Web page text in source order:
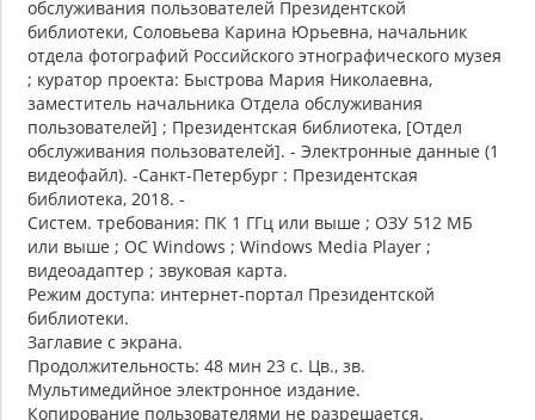
обслуживания пользователей Президентской
библиотеки, Соловьева Карина Юрьевна, начальник
отдела фотографий Российского этнографического музея
; куратор проекта: Быстрова Мария Николаевна,
заместитель начальника Отдела обслуживания
пользователей] ; Президентская библиотека, [Отдел
обслуживания пользователей]. - Электронные данные (1
видеофайл). -Санкт-Петербург : Президентская
библиотека, 2018. -
Систем. требования: ПК 1 ГГц или выше ; ОЗУ 512 МБ
или выше ; ОС Windows ; Windows Media Player ;
видеоадаптер ; звуковая карта.
Режим доступа: интернет-портал Президентской
библиотеки.
Заглавие с экрана.
Продолжительность: 48 мин 23 с. Цв., зв.
Мультимедийное электронное издание.
Копирование пользователями не разрешается.